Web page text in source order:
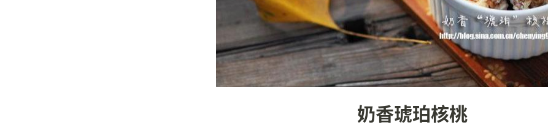
奶香琥珀核桃